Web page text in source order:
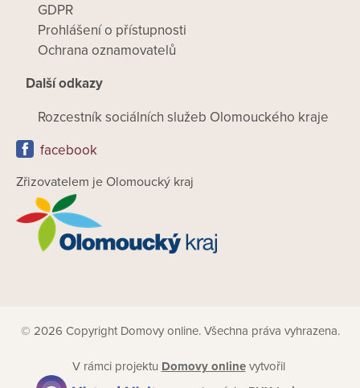
GDPR
Prohlášení o přístupnosti
Ochrana oznamovatelů
Další odkazy
Rozcestník sociálních služeb Olomouckého kraje
facebook
Zřizovatelem je Olomoucký kraj
© 2026 Copyright Domovy online. Všechna práva vyhrazena.
V rámci projektu Domovy onlinevytvořil